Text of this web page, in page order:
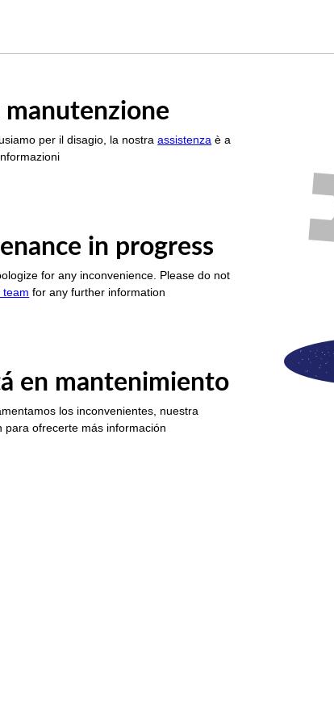
manutenzione
per il disagio, la nostraassistenza è a
in progress
for any inconvenience. Please do not
team for any further information
en mantenimiento
los inconvenientes, nuestra
para ofrecerte más información